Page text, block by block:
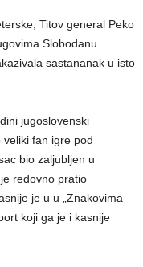
Titov general Peko
Slobodanu
sastananak u isto
jugoslovenski
veliki fan igre pod
bio zaljubljen u
redovno pratio
je u u „Znakovima
koji ga je i kasnije